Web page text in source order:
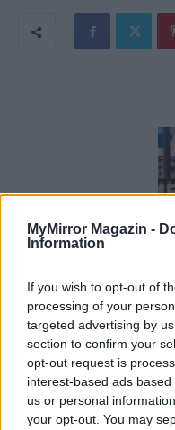
MyMirror Magazin -
Information
If you wish to opt-out of
processing of your
targeted advertising by
section to confirm your
opt-out request is
interest-based ads
us or personal
your opt-out. You may
Oktatás és nevelés
szabadidőmben írok.
mögé és közben keresem
mögött. Néha
cikkeket és